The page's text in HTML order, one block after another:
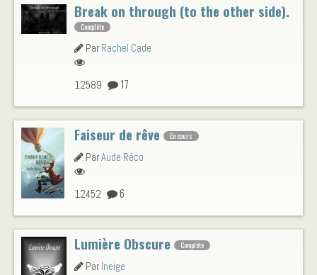
Break on through (to the other side).
Complète
ParRachel Cade
12589 17
Faiseur de rêve En cours
ParAude Réco
12452 6
Lumière Obscure Complète
ParIneige